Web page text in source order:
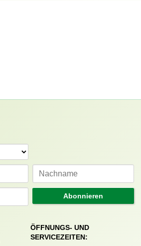
Abonnieren
ÖFFNUNGS- UND
SERVICEZEITEN: